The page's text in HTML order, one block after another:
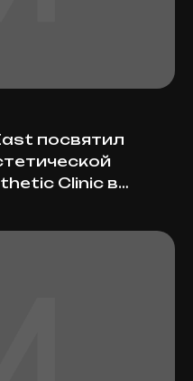
посвятил
Clinic в